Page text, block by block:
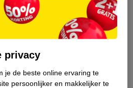
privacy
je de beste online ervaring te
persoonlijker en makkelijker te